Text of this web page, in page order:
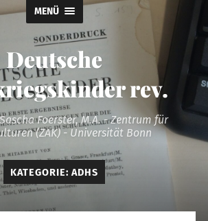
MENÜ
Deutsche
rev.
Foerster, M.A. - Zentrum für
(ZAK) - Universität Bonn
KATEGORIE: ADHS